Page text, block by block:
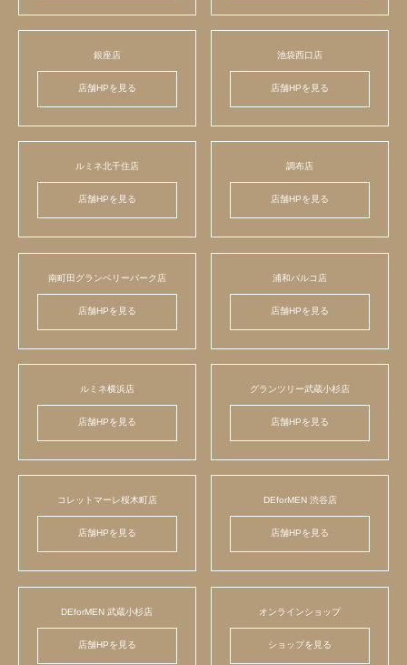
銀座店
店舗HPを見る
池袋西口店
店舗HPを見る
ルミネ北千住店
店舗HPを見る
調布店
店舗HPを見る
南町田グランベリーパーク店
店舗HPを見る
浦和パルコ店
店舗HPを見る
ルミネ横浜店
店舗HPを見る
グランツリー武蔵小杉店
店舗HPを見る
コレットマーレ桜木町店
店舗HPを見る
DEforMEN 渋谷店
店舗HPを見る
DEforMEN 武蔵小杉店
店舗HPを見る
オンラインショップ
ショップを見る